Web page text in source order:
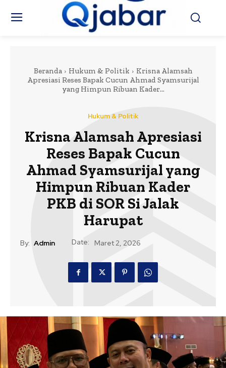
Beranda Hukum & Politik
Krisna Alamsah
Apresiasi Reses Bapak Cucun Ahmad Syamsurijal
yang Himpun Ribuan Kader...
Hukum & Politik
Krisna Alamsah Apresiasi
Reses Bapak Cucun
Ahmad Syamsurijal yang
Himpun Ribuan Kader
PKB di SOR Si Jalak
Harupat
By: Admin Date: Maret 2, 2026